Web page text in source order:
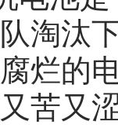
淘汰
烂的
苦又